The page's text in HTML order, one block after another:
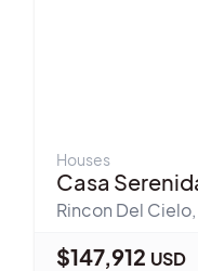
Houses
Casa
Rincon Del Cielo,
$147,912 USD